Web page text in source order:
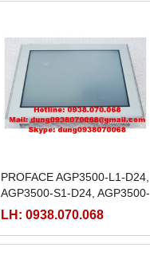
PROFACE AGP3500-L1-D24,
AGP3500-S1-D24, AGP3500-
T1-D24,
LH: 0938.070.068